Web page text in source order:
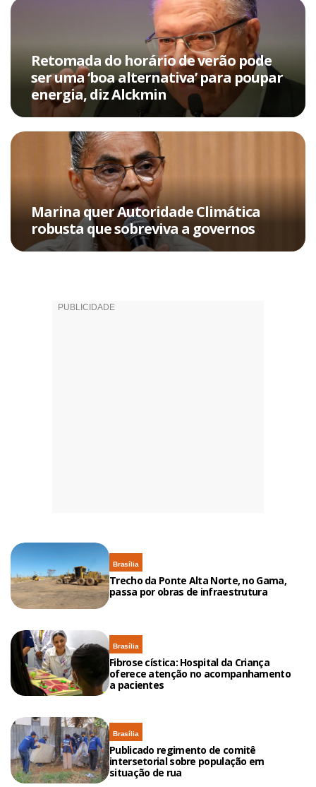
Retomada do horário de verão pode
ser uma ‘boa alternativa’ para poupar
energia, diz Alckmin
Marina quer Autoridade Climática
robusta que sobreviva a governos
Brasília
Trecho da Ponte Alta Norte, no Gama,
passa por obras de infraestrutura
Brasília
Fibrose cística: Hospital da Criança
oferece atenção no acompanhamento
a pacientes
Brasília
Publicado regimento de comitê
intersetorial sobre população em
situação de rua